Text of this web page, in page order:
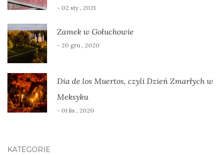
- 02 sty , 2021
Zamek w Gołuchowie
- 20 gru , 2020
Dia de los Muertos, czyli Dzień Zmarłych w
Meksyku
- 01 lis , 2020
KATEGORIE